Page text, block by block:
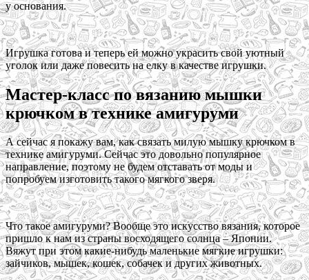
у основания.
Игрушка готова и теперь ей можно украсить свой уютный
уголок или даже повесить на елку в качестве игрушки.
Мастер-класс по вязанию мышки
крючком в технике амигуруми
А сейчас я покажу вам, как связать милую мышку крючком в
технике амигуруми. Сейчас это довольно популярное
направление, поэтому не будем отставать от моды и
попробуем изготовить такого мягкого зверя.
Что такое амигуруми? Вообще это искусство вязания, которое
пришло к нам из страны восходящего солнца – Японии.
Вяжут при этом какие-нибудь маленькие мягкие игрушки:
зайчиков, мышек, кошек, собачек и других животных.